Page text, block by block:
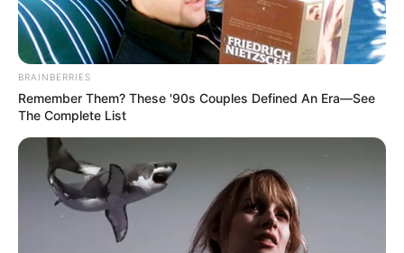
PostedFriss hírek
Magyar Péter ma hatalmasat
robbantott
BRAINBERRIES
Remember Them? These '90s Couples Defined An Era—See
The Complete List